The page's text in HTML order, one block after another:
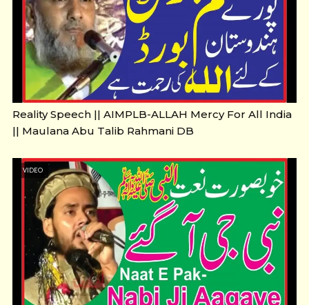
Reality Speech || AIMPLB-ALLAH Mercy For All India
|| Maulana Abu Talib Rahmani DB
VIDEO